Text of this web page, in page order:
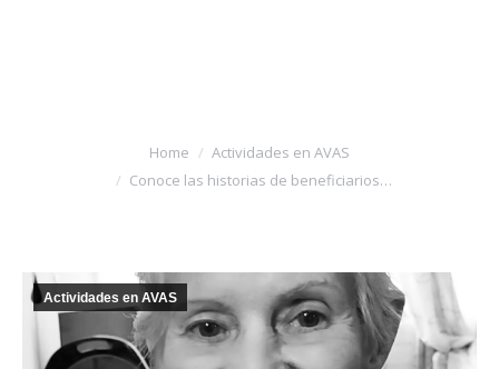
You are here:Home
Actividades en AVAS
Conoce las historias de beneficiarios…
Actividades en AVAS